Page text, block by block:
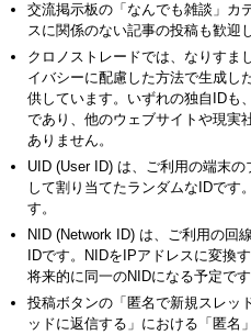
交流掲示板の「なんでも雑談」カ
スに関係のない記事の投稿も歓迎
クロノストレードでは、なりすま
イバシーに配慮した方法で生成し
供しています。いずれの独自IDも
であり、他のウェブサイトや現実
ありません。
UID (User ID) は、ご利用の端末
して割り当てたランダムなIDです
す。
NID (Network ID) は、ご利用の回
IDです。NIDをIPアドレスに変換
将来的に同一のNIDになる予定です
投稿ボタンの「匿名で新規スレッ
ッドに返信する」における「匿名